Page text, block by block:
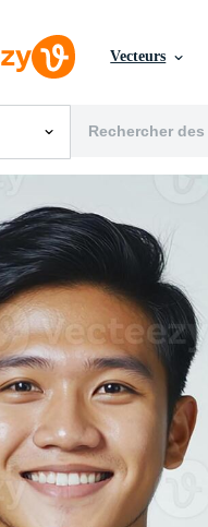
Vecteurs